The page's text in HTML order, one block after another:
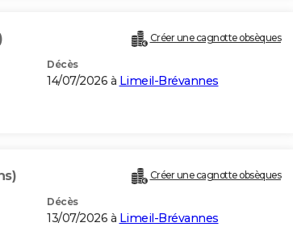
Créer une cagnotte obsèques
Décès
14/07/2026 à Limeil-Brévannes
Créer une cagnotte obsèques
Décès
13/07/2026 à Limeil-Brévannes